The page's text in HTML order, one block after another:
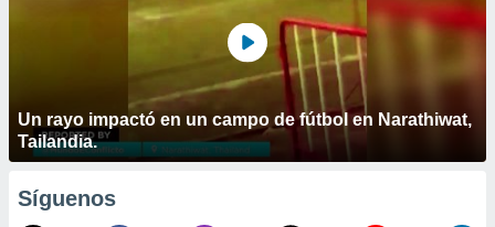
Un rayo impactó en un campo de fútbol en Narathiwat,
Tailandia.
Síguenos